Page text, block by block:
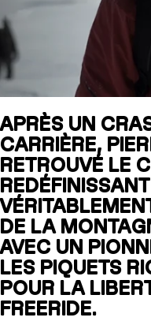
APRÈS UN
CARRIÈRE,
RETROUVÉ LE
DE LA
AVEC UN
LES PIQUETS
POUR LA
FREERIDE.